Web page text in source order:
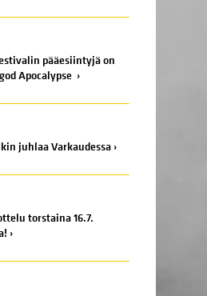
pääesiintyjä on
Apocalypse ›
juhlaa Varkaudessa ›
torstaina 16.7.
›